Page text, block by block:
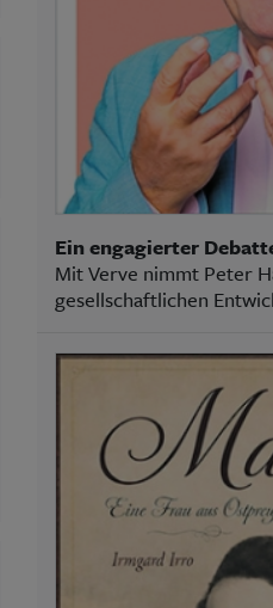
Ein engagierter
Mit Verve nimmt Peter
gesellschaftlichen